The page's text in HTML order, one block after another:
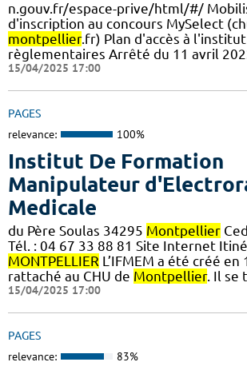
n.gouv.fr/espace-prive/html/#/
d'inscription au concours MySelect
montpellier.fr) Plan d'accès à
règlementaires Arrêté du 11 avril
15/04/2025 17:00
PAGES
relevance: 100%
Institut De Formation
Manipulateur
Medicale
du Père Soulas 34295 Montpellier
Tél. : 04 67 33 88 81 Site Internet
MONTPELLIER L’IFMEM a été créé
rattaché au CHU de Montpellier. Il se
15/04/2025 17:00
PAGES
relevance: 83%